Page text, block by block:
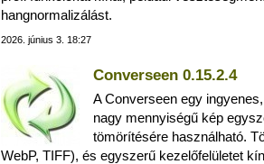
hangnormalizálást.
2026. június 3. 18:27
Converseen 0.15.2.4
A Converseen egy
nagy mennyiségű kép
tömörítésére használható.
WebP, TIFF), és egyszerű kezelőfelületet